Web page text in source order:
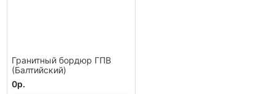
Гранитный бордюр ГПВ
(Балтийский)
0р.